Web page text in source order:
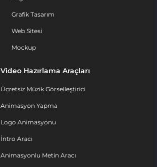
Grafik Tasarım
Web Sitesi
Mockup
Video Hazırlama Araçları
Ücretsiz Müzik Görselleştirici
Animasyon Yapma
Logo Animasyonu
İntro Aracı
Animasyonlu Metin Aracı